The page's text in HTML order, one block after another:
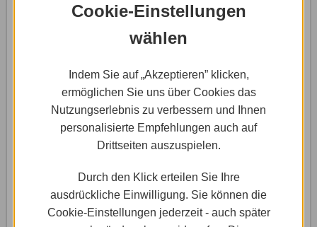
Cookie-Einstellungen
wählen
Indem Sie auf „Akzeptieren” klicken,
ermöglichen Sie uns über Cookies das
Nutzungserlebnis zu verbessern und Ihnen
personalisierte Empfehlungen auch auf
Drittseiten auszuspielen.
Durch den Klick erteilen Sie Ihre
ausdrückliche Einwilligung. Sie können die
Cookie-Einstellungen jederzeit - auch später
Deiner Rechnungen mit Datum, Rechnungsnummer
und Betrag aufgeführt sind. Um eine einzelne
auszudrucken, klicke auf „PDF“ in der rechten Spalte.